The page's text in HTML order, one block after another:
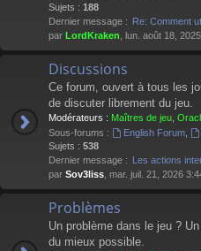
Sujets : 188
Dernier message : Re: Comment
par LordKraken , lun. août 18,
Discussions
Ce forum, ouvert à tous les
de discuter librement du jeu.
Modérateurs : Maîtres de jeu
Sous-forums :
English Forum,
Sujets : 538
Dernier message : Les actions
par Sov3liss , mar. juil. 21, 2026
Problèmes
Un problème dans le jeu ?
du mieux possible.